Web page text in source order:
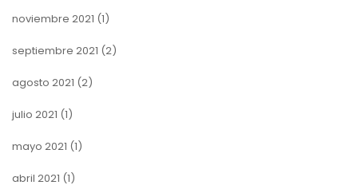
noviembre 2021 (1)
septiembre 2021 (2)
agosto 2021 (2)
julio 2021 (1)
mayo 2021 (1)
abril 2021 (1)